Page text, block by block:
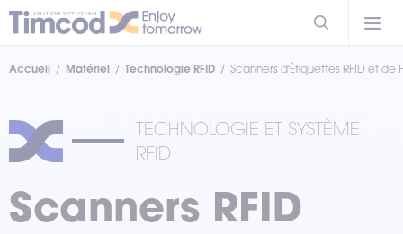
Accueil Matériel Technologie RFID Scanners d'Étiquettes RFID et de
TECHNOLOGIE ET SYSTÈME
RFID
Scanners RFID